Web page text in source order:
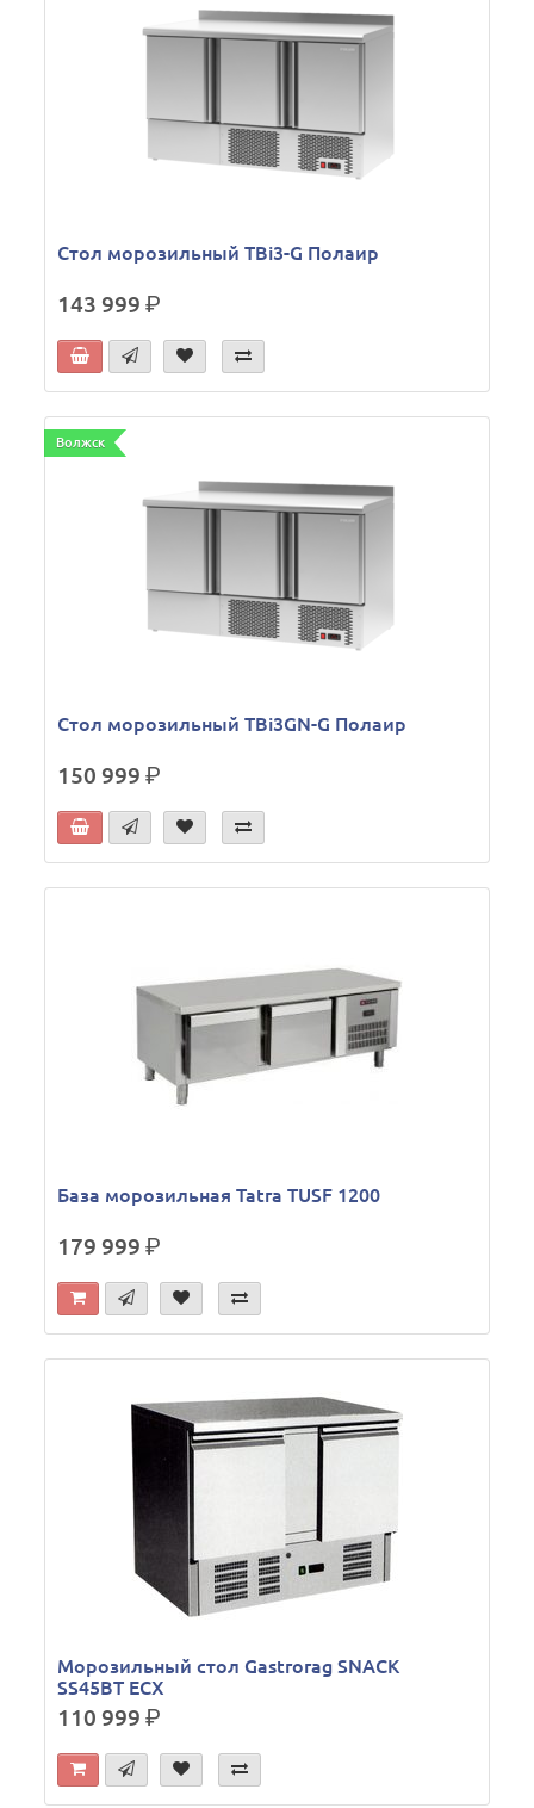
Стол морозильный TBi3-G Полаир
143 999р.
Волжск
Стол морозильный TBi3GN-G Полаир
150 999р.
База морозильная Tatra TUSF 1200
179 999р.
Морозильный стол Gastrorag SNACK
SS45BT ECX
110 999р.